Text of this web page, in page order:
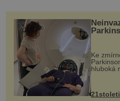
Ke
hluboká
však
zákrok.
k